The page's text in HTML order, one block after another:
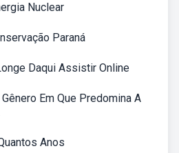
Nuclear
Paraná
Daqui Assistir Online
Em Que Predomina A
Anos